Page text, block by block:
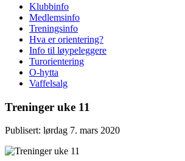
Klubbinfo
Medlemsinfo
Treningsinfo
Hva er orientering?
Info til løypeleggere
Turorientering
O-hytta
Vaffelsalg
Treninger uke 11
Publisert: lørdag 7. mars 2020